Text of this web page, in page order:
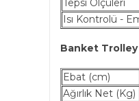
Tepsi Ölçüleri
Isı Kontrolü -
Banket Trolley
Ebat (cm)
Ağırlık Net (Kg)